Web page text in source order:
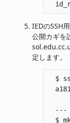
IEDのSSH
公開カギを
定します。
$
---
$